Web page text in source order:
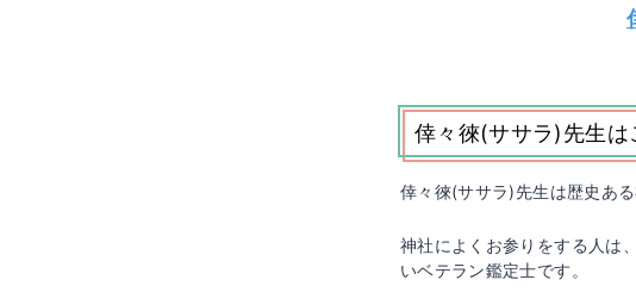
倖々徠(ササラ)先生は
倖々徠(ササラ)先生は歴史あ
神社によくお参りをする人は
いベテラン鑑定士です。